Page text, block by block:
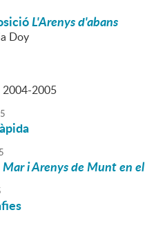
L'Arenys d'abans
Doy
2005
i Arenys de Munt en